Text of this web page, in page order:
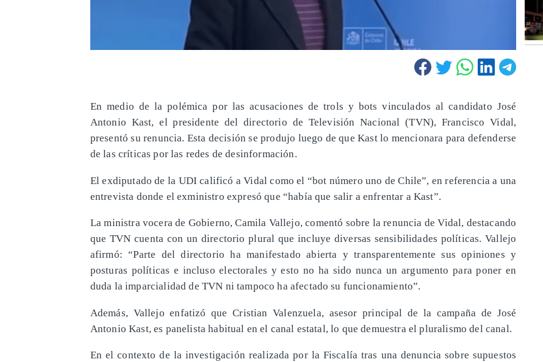
En medio de la polémica por las acusaciones de trols y bots vinculados al candidato José
Antonio Kast, el presidente del directorio de Televisión Nacional (TVN), Francisco Vidal,
presentó su renuncia. Esta decisión se produjo luego de que Kast lo mencionara para defenderse
de las críticas por las redes de desinformación.
El exdiputado de la UDI calificó a Vidal como el “bot número uno de Chile”, en referencia a una
entrevista donde el exministro expresó que “había que salir a enfrentar a Kast”.
La ministra vocera de Gobierno, Camila Vallejo, comentó sobre la renuncia de Vidal, destacando
que TVN cuenta con un directorio plural que incluye diversas sensibilidades políticas. Vallejo
afirmó: “Parte del directorio ha manifestado abierta y transparentemente sus opiniones y
posturas políticas e incluso electorales y esto no ha sido nunca un argumento para poner en
duda la imparcialidad de TVN ni tampoco ha afectado su funcionamiento”.
Además, Vallejo enfatizó que Cristian Valenzuela, asesor principal de la campaña de José
Antonio Kast, es panelista habitual en el canal estatal, lo que demuestra el pluralismo del canal.
En el contexto de la investigación realizada por la Fiscalía tras una denuncia sobre supuestos